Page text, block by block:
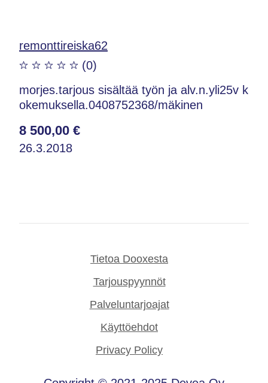
remonttireiska62
(0)
morjes.tarjous sisältää työn ja alv.n.yli25v k
okemuksella.0408752368/mäkinen
8 500,00 €
26.3.2018
Tietoa Dooxesta
Tarjouspyynnöt
Palveluntarjoajat
Käyttöehdot
Privacy Policy